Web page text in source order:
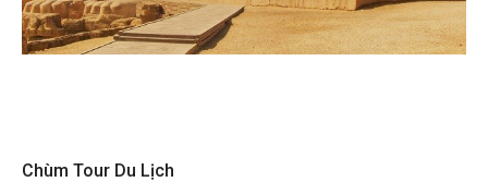
Chùm Tour Du Lịch